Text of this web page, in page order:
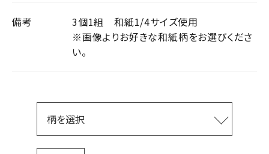
備考
3個1組 和紙1/4サイズ使用
※画像よりお好きな和紙柄をお選びくださ
い。